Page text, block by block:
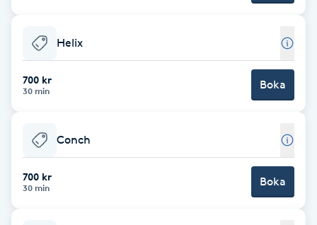
Bottenfärg
Brynfärgning
Brynplockning
Helix
700 kr
30 min Boka
Conch
700 kr
30 min Boka